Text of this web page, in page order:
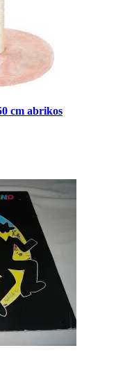
cm abrikos